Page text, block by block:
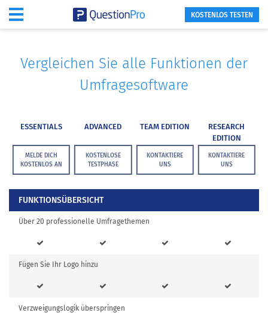
KOSTENLOS TESTEN
Vergleichen Sie alle Funktionen der
Umfragesoftware
ESSENTIALS
MELDE DICH
KOSTENLOS AN
ADVANCED
KOSTENLOSE
TESTPHASE
TEAM EDITION
KONTAKTIERE
UNS
RESEARCH
EDITION
KONTAKTIERE
UNS
FUNKTIONSÜBERSICHT
Über 20 professionelle Umfragethemen
Fügen Sie Ihr Logo hinzu
Verzweigungslogik überspringen